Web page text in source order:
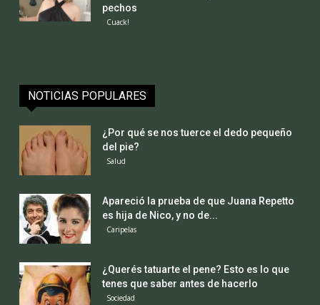
pechos
Cuack!
NOTICIAS POPULARES
¿Por qué se nos tuerce el dedo pequeño
del pie?
Salud
Apareció la prueba de que Juana Repetto
es hija de Nico, y no de...
Caripelas
¿Querés tatuarte el pene? Esto es lo que
tenes que saber antes de hacerlo
Sociedad